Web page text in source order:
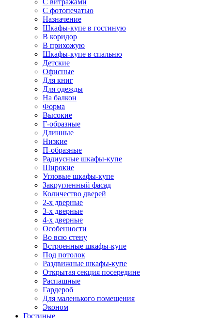
С витражами
С фотопечатью
Назначение
Шкафы-купе в гостиную
В коридор
В прихожую
Шкафы-купе в спальню
Детские
Офисные
Для книг
Для одежды
На балкон
Форма
Высокие
Г-образные
Длинные
Низкие
П-образные
Радиусные шкафы-купе
Широкие
Угловые шкафы-купе
Закругленный фасад
Количество дверей
2-х дверные
3-х дверные
4-х дверные
Особенности
Во всю стену
Встроенные шкафы-купе
Под потолок
Раздвижные шкафы-купе
Открытая секция посередине
Распашные
Гардероб
Для маленького помещения
Эконом
Гостиные